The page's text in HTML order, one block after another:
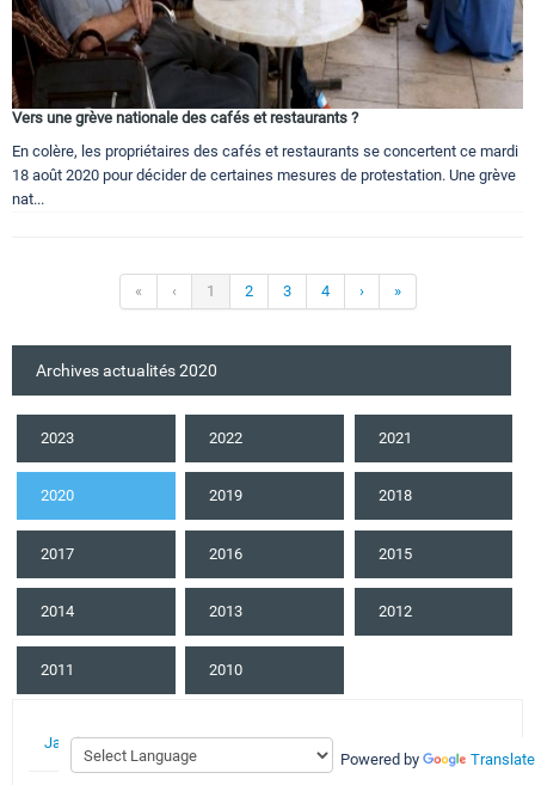
Vers une grève nationale des cafés et restaurants ?
En colère, les propriétaires des cafés et restaurants se concertent ce mardi
18 août 2020 pour décider de certaines mesures de protestation. Une grève
nat...
« ‹ 1 2 3 4 › »
Archives actualités 2020
2023 2022 2021
2020 2019 2018
2017 2016 2015
2014 2013 2012
2011 2010
Janvier 2020
Powered by
Translate